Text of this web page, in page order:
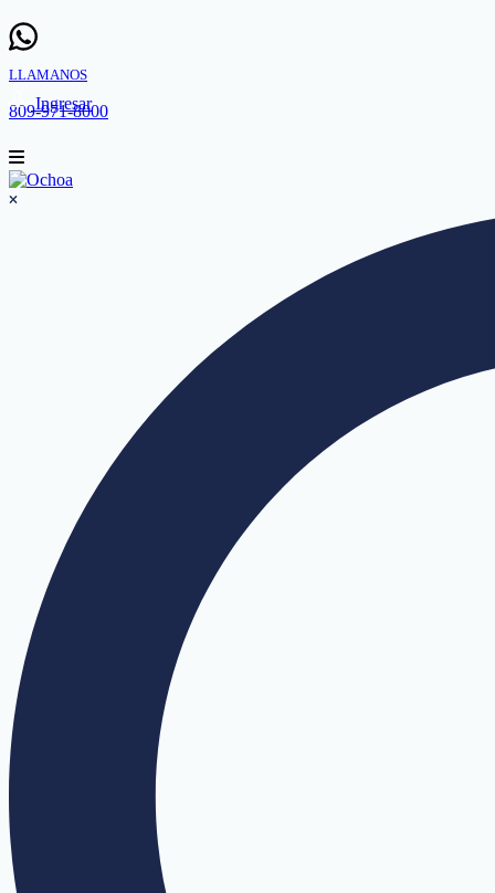
LLAMANOS
809-971-8000
Ingresar